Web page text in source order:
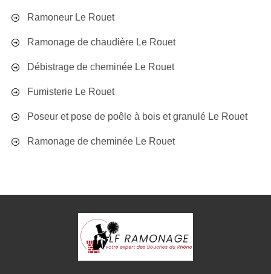
Ramoneur Le Rouet
Ramonage de chaudière Le Rouet
Débistrage de cheminée Le Rouet
Fumisterie Le Rouet
Poseur et pose de poêle à bois et granulé Le Rouet
Ramonage de cheminée Le Rouet